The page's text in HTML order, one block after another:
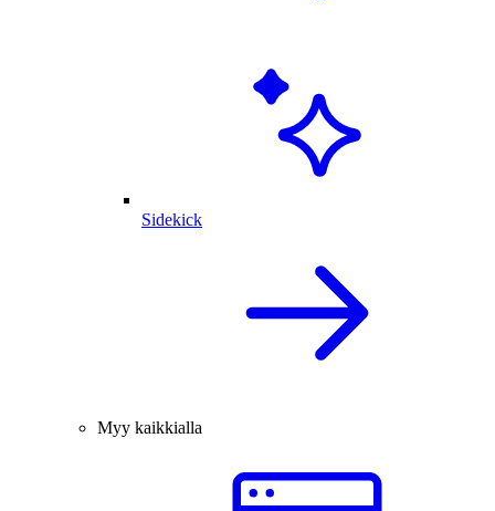
Sidekick
Myy kaikkialla